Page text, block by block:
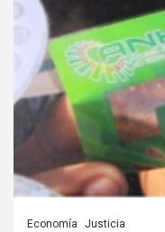
Economía Justicia